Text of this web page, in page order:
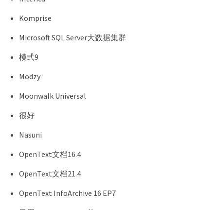
Komprise
Microsoft SQL Server大数据集群
模式9
Modzy
Moonwalk Universal
很好
Nasuni
OpenText文档16.4
OpenText文档21.4
OpenText InfoArchive 16 EP7